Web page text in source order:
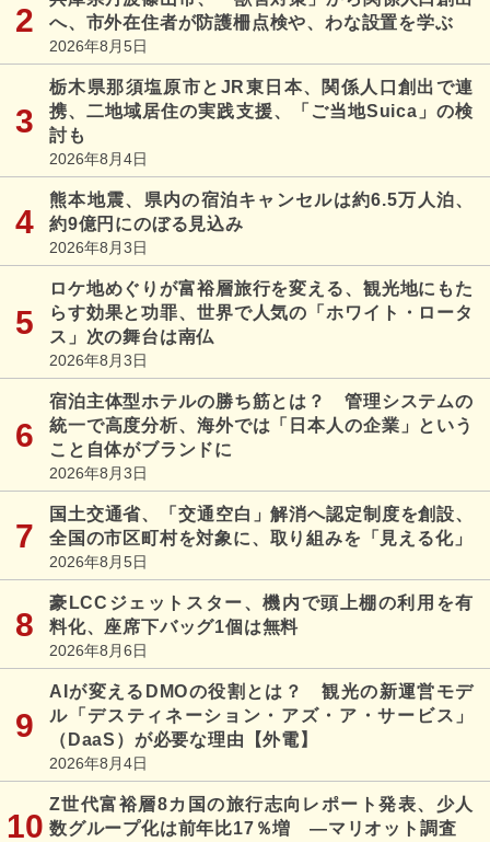
へ、市外在住者が防護柵点検や、わな設置を学ぶ
2026年8月5日
栃木県那須塩原市とJR東日本、関係人口創出で連
携、二地域居住の実践支援、「ご当地Suica」の検
討も
2026年8月4日
熊本地震、県内の宿泊キャンセルは約6.5万人泊、
約9億円にのぼる見込み
2026年8月3日
ロケ地めぐりが富裕層旅行を変える、観光地にもた
らす効果と功罪、世界で人気の「ホワイト・ロータ
ス」次の舞台は南仏
2026年8月3日
宿泊主体型ホテルの勝ち筋とは？ 管理システムの
統一で高度分析、海外では「日本人の企業」という
こと自体がブランドに
2026年8月3日
国土交通省、「交通空白」解消へ認定制度を創設、
全国の市区町村を対象に、取り組みを「見える化」
2026年8月5日
豪LCCジェットスター、機内で頭上棚の利用を有
料化、座席下バッグ1個は無料
2026年8月6日
AIが変えるDMOの役割とは？ 観光の新運営モデ
ル「デスティネーション・アズ・ア・サービス」
（DaaS）が必要な理由【外電】
2026年8月4日
Z世代富裕層8カ国の旅行志向レポート発表、少人
数グループ化は前年比17％増 ―マリオット調査